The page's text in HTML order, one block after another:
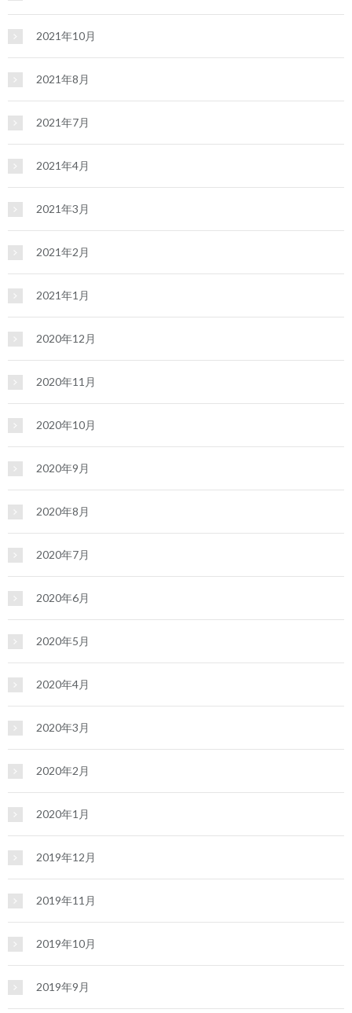
2021年10月
2021年8月
2021年7月
2021年4月
2021年3月
2021年2月
2021年1月
2020年12月
2020年11月
2020年10月
2020年9月
2020年8月
2020年7月
2020年6月
2020年5月
2020年4月
2020年3月
2020年2月
2020年1月
2019年12月
2019年11月
2019年10月
2019年9月